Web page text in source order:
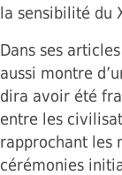
la sensibilité du
Dans ses
aussi montre
dira avoir été
entre les
rapprochant les
cérémonies